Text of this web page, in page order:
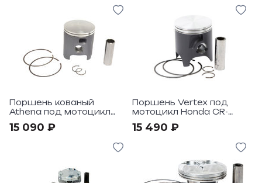
Поршень кованый
Athena под мотоцикл
09
15 090 ₽
Поршень Vertex под
мотоцикл Honda CR-
15 490 ₽